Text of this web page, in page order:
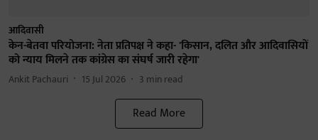
आदिवासी
केन-बेतवा परियोजना: नेता प्रतिपक्ष ने कहा- 'किसान, दलित और आदिवासियों
को न्याय मिलने तक कांग्रेस का संघर्ष जारी रहेगा'
Ankit Pachauri 15 Jul 2026 3 min read
Read More